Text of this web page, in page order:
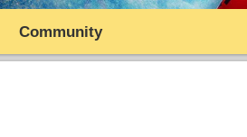
Community